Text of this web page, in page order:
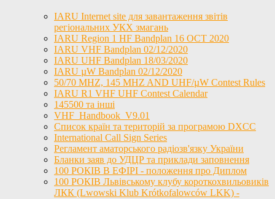
IARU Internet site для завантаження звітів
регіональних УКХ змагань
IARU Region 1 HF Bandplan 16 OCT 2020
IARU VHF Bandplan 02/12/2020
IARU UHF Bandplan 18/03/2020
IARU µW Bandplan 02/12/2020
50/70 MHZ, 145 MHZ AND UHF/µW Contest Rules
IARU R1 VHF UHF Contest Calendar
145500 та інші
VHF_Handbook_V9.01
Список країн та територій за програмою DXCC
International Call Sign Series
Регламент аматорського радіозв'язку України
Бланки заяв до УДЦР та приклади заповнення
100 РОКІВ В ЕФІРІ - положення про Диплом
100 РОКІВ Львівському клубу короткохвильовиків
ЛКК (Lwowski Klub Krótkofalowców LKK) -